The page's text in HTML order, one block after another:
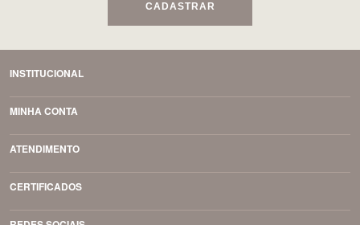
CADASTRAR
INSTITUCIONAL
MINHA CONTA
ATENDIMENTO
CERTIFICADOS